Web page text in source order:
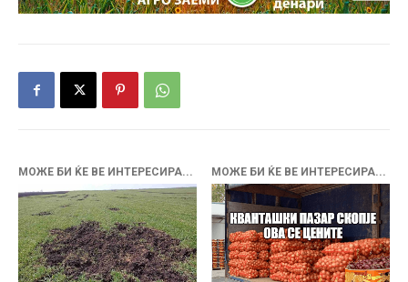
МОЖЕ БИ ЌЕ ВЕ ИНТЕРЕСИРА... МОЖЕ БИ ЌЕ ВЕ ИНТЕРЕСИРА...